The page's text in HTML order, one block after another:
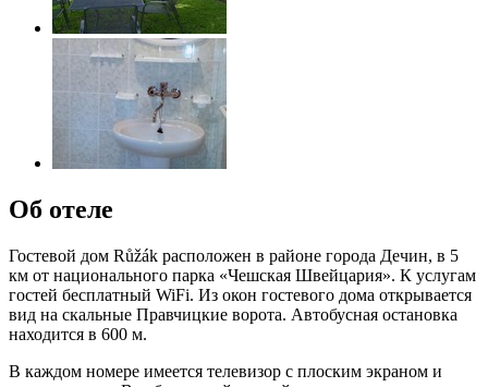
Об отеле
Гостевой дом Růžák расположен в районе города Дечин, в 5
км от национального парка «Чешская Швейцария». К услугам
гостей бесплатный WiFi. Из окон гостевого дома открывается
вид на скальные Правчицкие ворота. Автобусная остановка
находится в 600 м.
В каждом номере имеется телевизор с плоским экраном и